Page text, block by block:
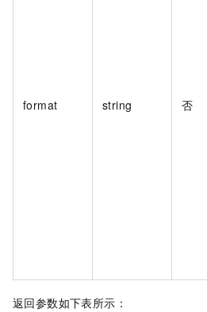
format string 否
返回参数如下表所示：